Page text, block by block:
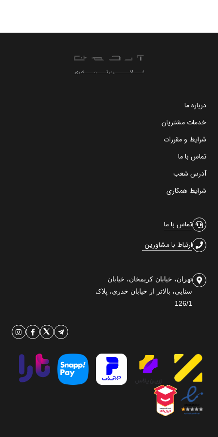
درباره ما
خدمات مشتریان
شرایط و مقررات
تماس با ما
آدرس شعب
شرایط همکاری
تماس با ما
ارتباط با مشاورین
تهران، خیابان کریمخان، خیابان
سنایی، بالاتر از خیابان خدری، پلاک
126/1